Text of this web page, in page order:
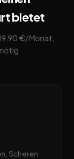
bietet
€/Monat,
Scheren